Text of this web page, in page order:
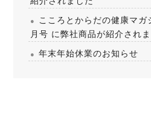
こころとからだの健康マガ
月号 に弊社商品が紹介されま
年末年始休業のお知らせ